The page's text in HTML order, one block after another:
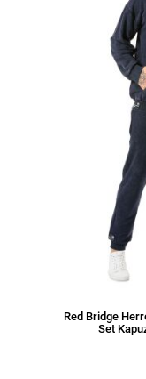
Red Bridge
Set